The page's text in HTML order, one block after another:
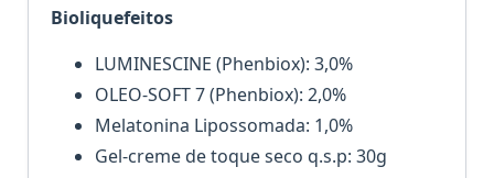
Bioliquefeitos
LUMINESCINE (Phenbiox): 3,0%
OLEO-SOFT 7 (Phenbiox): 2,0%
Melatonina Lipossomada: 1,0%
Gel-creme de toque seco q.s.p: 30g